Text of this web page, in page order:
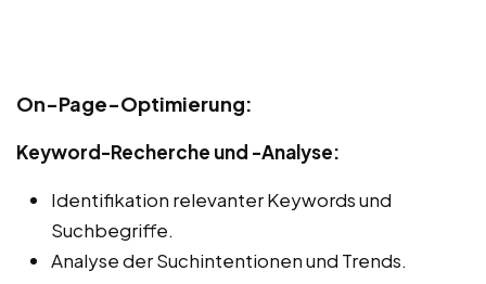
On-Page-Optimierung:
Keyword-Recherche und -Analyse:
Identifikation relevanter Keywords und
Suchbegriffe.
Analyse der Suchintentionen und Trends.